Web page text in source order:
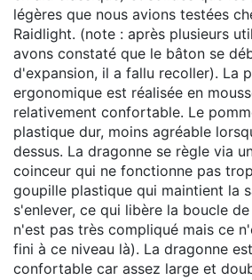
légères que nous avions testées
Raidlight. (note : après plusieurs
avons constaté que le bâton se
d'expansion, il a fallu recoller). La
ergonomique est réalisée en
relativement confortable. Le
plastique dur, moins agréable
dessus. La dragonne se règle via
coinceur qui ne fonctionne pas
goupille plastique qui maintient la
s'enlever, ce qui libère la boucle
n'est pas très compliqué mais ce
fini à ce niveau là). La dragonne
confortable car assez large et